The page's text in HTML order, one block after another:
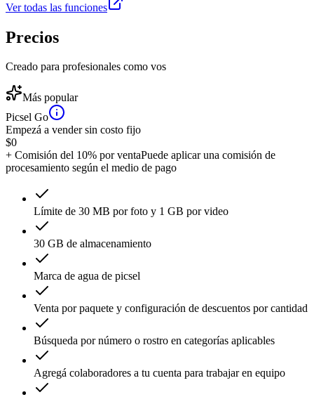
Ver todas las funciones
Precios
Creado para profesionales como vos
Más popular
Picsel Go
Empezá a vender sin costo fijo
$0
+ Comisión del 10% por ventaPuede aplicar una comisión de
procesamiento según el medio de pago
Límite de 30 MB por foto y 1 GB por video
30 GB de almacenamiento
Marca de agua de picsel
Venta por paquete y configuración de descuentos por cantidad
Búsqueda por número o rostro en categorías aplicables
Agregá colaboradores a tu cuenta para trabajar en equipo